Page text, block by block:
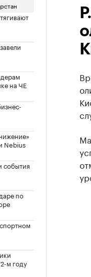
на ЧЕ
Nebius
события
по
м году